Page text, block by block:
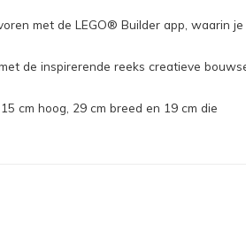
met de LEGO® Builder app, waarin
de inspirerende reeks creatieve
cm hoog, 29 cm breed en 19 cm die